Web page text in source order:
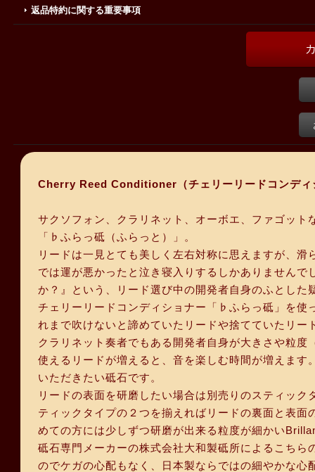
返品特約に関する重要事項
Cherry Reed Conditioner（チェリーリードコンデ
サクソフォン、クラリネット、オーボエ、ファゴッ
「♭ふらっ砥（ふらっと）」。
リードは一見とても美しく左右対称に思えますが、
では運が悪かったと泣き寝入りするしかありません
か？』という、リード選び中の開発者自身のふとした
チェリーリードコンディショナー「♭ふらっ砥」を使
れまで吹けないと諦めていたリードや捨てていたリ
クラリネット奏者でもある開発者自身が大きさや粒
使えるリードが増えると、音を楽しむ時間が増えま
いただきたい砥石です。
リードの表面を研磨したい場合は別売りのスティッ
ティックタイプの２つを揃えればリードの裏面と表
めての方には少しずつ研磨が出来る粒度が細かい
砥石専門メーカーの株式会社大和製砥所によるこち
のでケガの心配もなく、日本製ならではの細やかな